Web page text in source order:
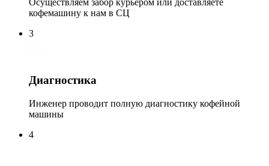
кофемашину к нам в СЦ
3
Диагностика
Инженер проводит полную диагностику кофейной
машины
4